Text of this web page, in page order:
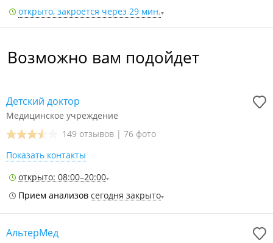
открыто, закроется через 29 мин.
Возможно вам подойдет
Детский доктор
Медицинское учреждение
149 отзывов | 76 фото
Показать контакты
открыто: 08:00–20:00
Прием анализов сегодня закрыто
АльтерМед